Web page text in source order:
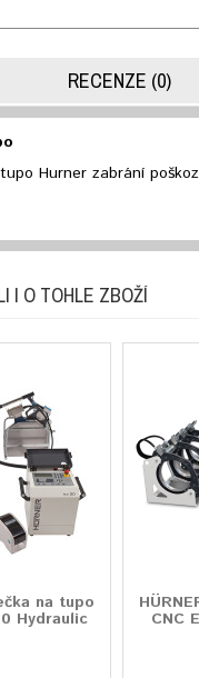
RECENZE (0)
Hurner zabrání
I O TOHLE ZBOŽÍ
na tupo
Hydraulic CNC